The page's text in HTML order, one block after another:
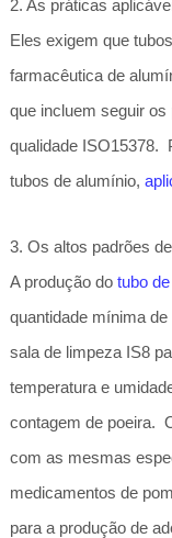
2. As práticas
Eles exigem que
farmacêutica de
que incluem seguir
qualidade ISO15378.
tubos de alumínio,
3. Os altos padrões
A produção do tubo
quantidade mínima
sala de limpeza IS8
temperatura e
contagem de poeira.
com as mesmas
medicamentos de
para a produção de